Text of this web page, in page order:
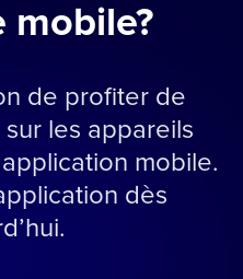
mobile?
de profiter de
les appareils
mobile.
dès